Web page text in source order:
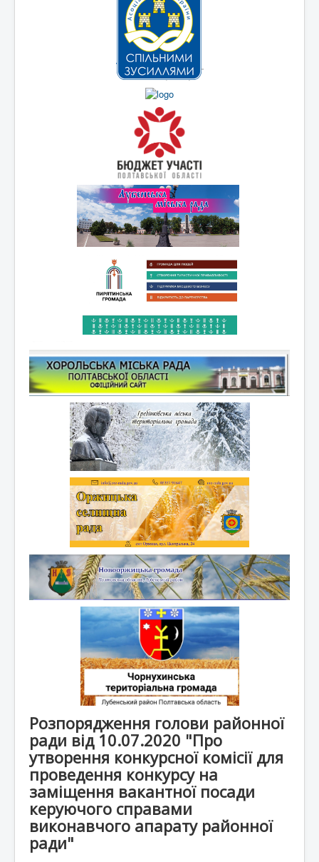
Розпорядження голови районної
ради від 10.07.2020 "Про
утворення конкурсної комісії для
проведення конкурсу на
заміщення вакантної посади
керуючого справами
виконавчого апарату районної
ради"